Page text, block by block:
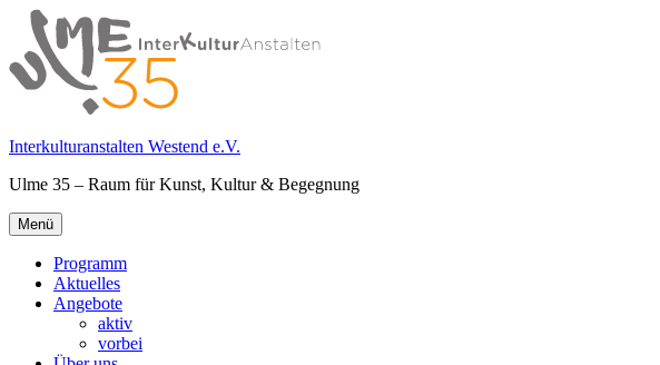
Springe
zum
Inhalt
Interkulturanstalten Westend e.V.
Ulme 35 – Raum für Kunst, Kultur & Begegnung
Primäres
Menü
Menü
Programm
Aktuelles
Angebote
aktiv
vorbei